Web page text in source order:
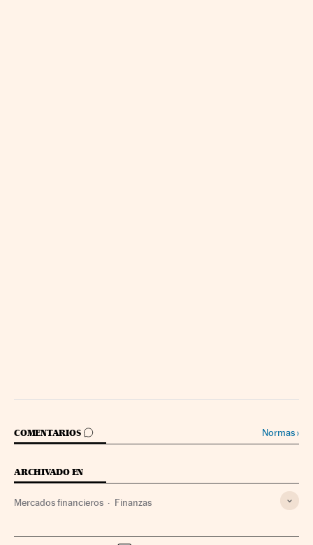
COMENTARIOS
IR A LOS COMENTARIOS Normas›
ARCHIVADO EN
Mercados financieros Finanzas